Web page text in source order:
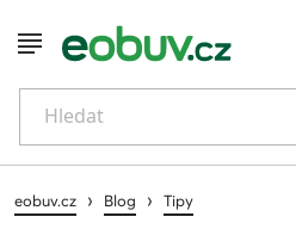
Hledat
eobuv.cz › Blog › Tipy